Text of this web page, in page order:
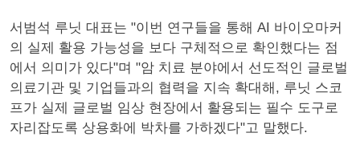
서범석 루닛 대표는 "이번 연구들을 통해 AI 바이오마커
의 실제 활용 가능성을 보다 구체적으로 확인했다는 점
에서 의미가 있다"며 "암 치료 분야에서 선도적인 글로벌
의료기관 및 기업들과의 협력을 지속 확대해, 루닛 스코
프가 실제 글로벌 임상 현장에서 활용되는 필수 도구로
자리잡도록 상용화에 박차를 가하겠다"고 말했다.